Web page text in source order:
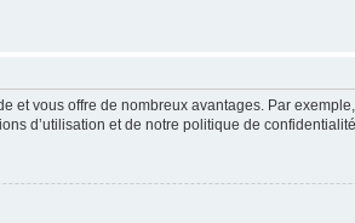
et vous offre de nombreux avantages. Par
d’utilisation et de notre politique de